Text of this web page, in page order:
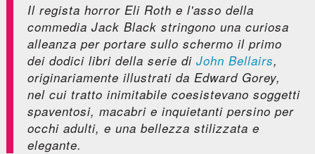
Il regista horror Eli Roth e l'asso della
commedia Jack Black stringono una curiosa
alleanza per portare sullo schermo il primo
dei dodici libri della serie di John Bellairs,
originariamente illustrati da Edward Gorey,
nel cui tratto inimitabile coesistevano soggetti
spaventosi, macabri e inquietanti persino per
occhi adulti, e una bellezza stilizzata e
elegante.